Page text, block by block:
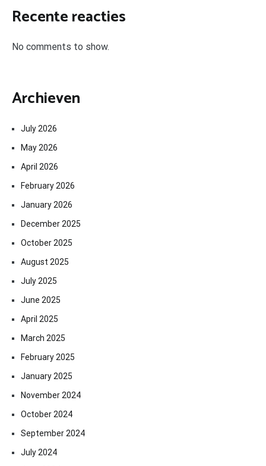
Recente reacties
No comments to show.
Archieven
July 2026
May 2026
April 2026
February 2026
January 2026
December 2025
October 2025
August 2025
July 2025
June 2025
April 2025
March 2025
February 2025
January 2025
November 2024
October 2024
September 2024
July 2024